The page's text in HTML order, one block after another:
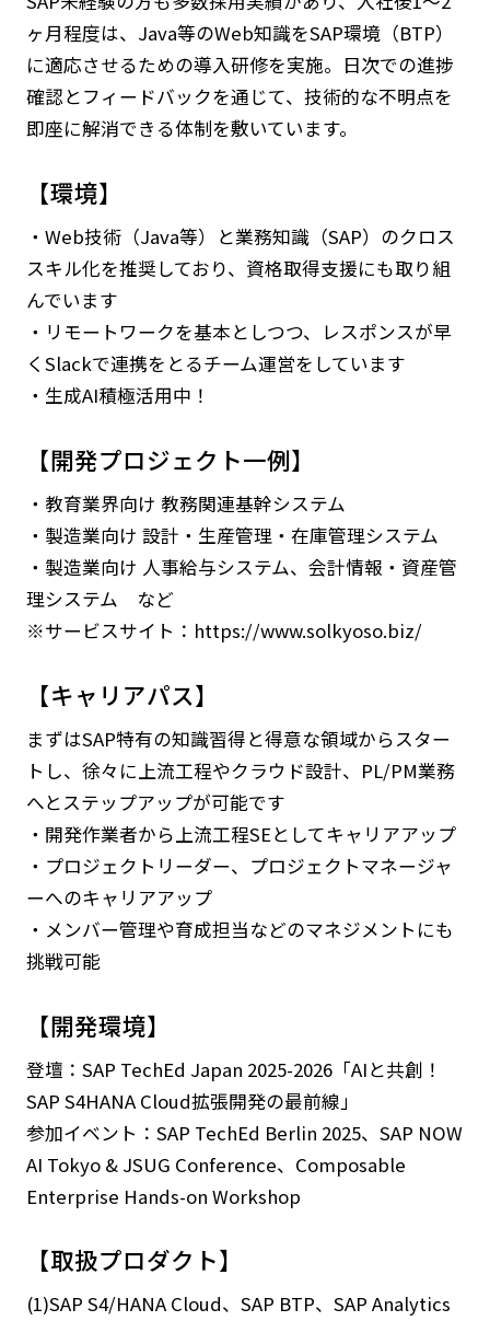
ヶ月程度は、Java等のWeb知識をSAP環境（BTP）
に適応させるための導入研修を実施。日次での進捗
確認とフィードバックを通じて、技術的な不明点を
即座に解消できる体制を敷いています。
【環境】
・Web技術（Java等）と業務知識（SAP）のクロス
スキル化を推奨しており、資格取得支援にも取り組
んでいます
・リモートワークを基本としつつ、レスポンスが早
くSlackで連携をとるチーム運営をしています
・生成AI積極活用中！
【開発プロジェクト一例】
・教育業界向け 教務関連基幹システム
・製造業向け 設計・生産管理・在庫管理システム
・製造業向け 人事給与システム、会計情報・資産管
理システム など
※サービスサイト：https://www.solkyoso.biz/
【キャリアパス】
まずはSAP特有の知識習得と得意な領域からスター
トし、徐々に上流工程やクラウド設計、PL/PM業務
へとステップアップが可能です
・開発作業者から上流工程SEとしてキャリアアップ
・プロジェクトリーダー、プロジェクトマネージャ
ーへのキャリアアップ
・メンバー管理や育成担当などのマネジメントにも
挑戦可能
【開発環境】
登壇：SAP TechEd Japan 2025-2026「AIと共創！
SAP S4HANA Cloud拡張開発の最前線」
参加イベント：SAP TechEd Berlin 2025、SAP NOW
AI Tokyo & JSUG Conference、Composable
Enterprise Hands-on Workshop
【取扱プロダクト】
(1)SAP S4/HANA Cloud、SAP BTP、SAP Analytics